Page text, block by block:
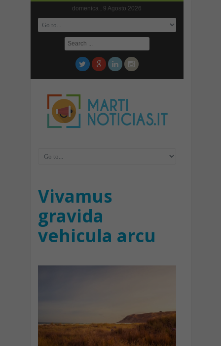
domenica , 9 Agosto 2026
Vivamus
gravida
vehicula arcu